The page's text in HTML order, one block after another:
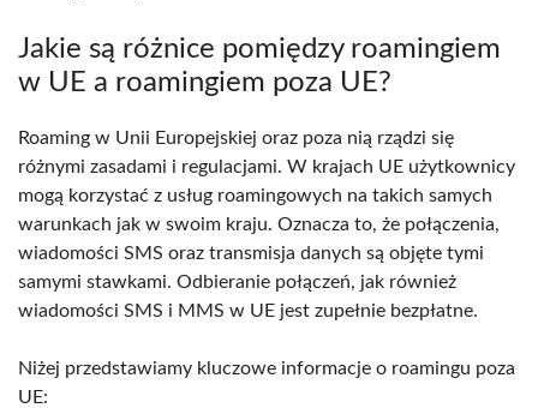
Jakie są różnice pomiędzy roamingiem
w UE a roamingiem poza UE?
Roaming w Unii Europejskiej oraz poza nią rządzi się
różnymi zasadami i regulacjami. W krajach UE użytkownicy
mogą korzystać z usług roamingowych na takich samych
warunkach jak w swoim kraju. Oznacza to, że połączenia,
wiadomości SMS oraz transmisja danych są objęte tymi
samymi stawkami. Odbieranie połączeń, jak również
wiadomości SMS i MMS w UE jest zupełnie bezpłatne.
Niżej przedstawiamy kluczowe informacje o roamingu poza
UE: